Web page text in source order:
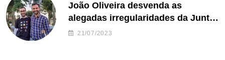
João Oliveira desvenda as
alegadas irregularidades da Junta
de Freguesia S. João de Ver
21/07/2023